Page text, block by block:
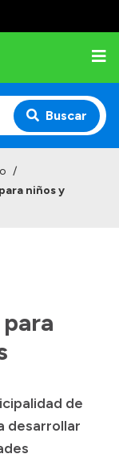
Buscar
/
niños y
de
desarrollar